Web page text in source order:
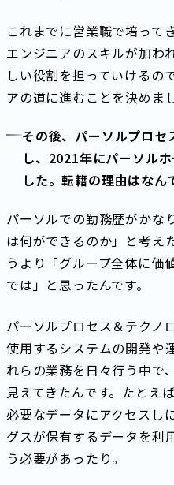
これまでに営業職で培って
エンジニアのスキルが加わ
しい役割を担っていけるの
アの道に進むことを決めま
その後、パーソルプロ
し、2021年にパーソル
した。転籍の理由はなん
パーソルでの勤務歴がかな
は何ができるのか」と考え
うより「グループ全体に価
では」と思ったんです。
パーソルプロセス＆テクノ
使用するシステムの開発や
れらの業務を日々行う中で
見えてきたんです。たとえ
必要なデータにアクセスし
グスが保有するデータを利
う必要があったり。